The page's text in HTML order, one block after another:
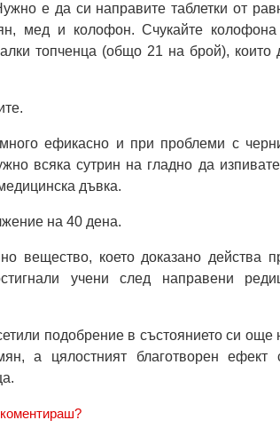
е да си направите таблетки от
мед и колофон. Счукайте
топченца (общо 21 на брой), които
ефикасно и при проблеми с
всяка сутрин на гладно да
дъвка.
на 40 дена.
вещество, което доказано действа
учени след направени
подобрение в състоянието си още
а цялостният благотворен ефект